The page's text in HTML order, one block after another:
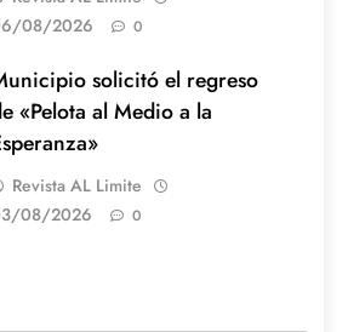
08/2026
0
solicitó el regreso
«Pelota al Medio a la
Revista AL Limite
08/2026
0